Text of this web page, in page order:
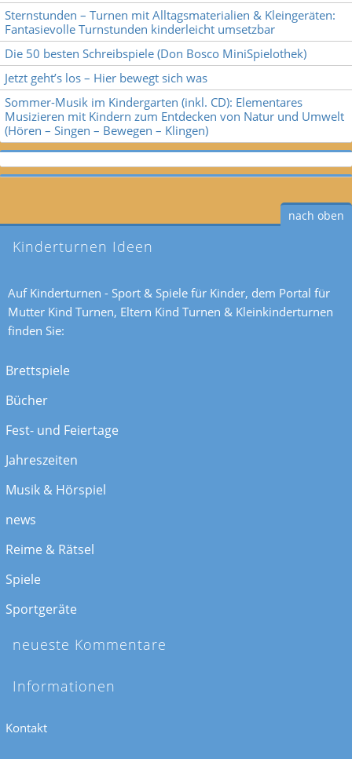
Sternstunden – Turnen mit Alltagsmaterialien & Kleingeräten:
Fantasievolle Turnstunden kinderleicht umsetzbar
Die 50 besten Schreibspiele (Don Bosco MiniSpielothek)
Jetzt geht’s los – Hier bewegt sich was
Sommer-Musik im Kindergarten (inkl. CD): Elementares
Musizieren mit Kindern zum Entdecken von Natur und Umwelt
(Hören – Singen – Bewegen – Klingen)
Kinderturnen Ideen
Auf Kinderturnen - Sport & Spiele für Kinder, dem Portal für
Mutter Kind Turnen, Eltern Kind Turnen & Kleinkinderturnen
finden Sie:
Brettspiele
Bücher
Fest- und Feiertage
Jahreszeiten
Musik & Hörspiel
news
Reime & Rätsel
Spiele
Sportgeräte
neueste Kommentare
Informationen
Kontakt
nach oben